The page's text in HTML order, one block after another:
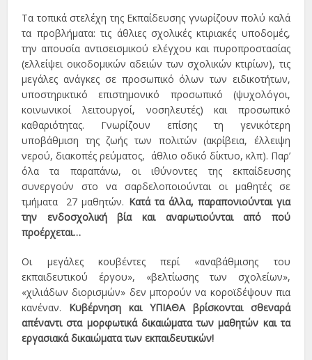
Τα τοπικά στελέχη της Εκπαίδευσης γνωρίζουν πολύ καλά
τα προβλήματα: τις άθλιες σχολικές κτιριακές υποδομές,
την απουσία αντισεισμικού ελέγχου και πυροπροστασίας
(ελλείψει οικοδομικών αδειών των σχολικών κτιρίων), τις
μεγάλες ανάγκες σε προσωπικό όλων των ειδικοτήτων,
υποστηρικτικό επιστημονικό προσωπικό (ψυχολόγοι,
κοινωνικοί λειτουργοί, νοσηλευτές) και προσωπικό
καθαριότητας. Γνωρίζουν επίσης τη γενικότερη
υποβάθμιση της ζωής των πολιτών (ακρίβεια, έλλειψη
νερού, διακοπές ρεύματος, άθλιο οδικό δίκτυο, κλπ). Παρ’
όλα τα παραπάνω, οι ιθύνοντες της εκπαίδευσης
συνεργούν στο να σαρδελοποιούνται οι μαθητές σε
τμήματα 27 μαθητών. Κατά τα άλλα, παραπονιούνται για
την ενδοσχολική βία και αναρωτιούνται από πού
προέρχεται…
Οι μεγάλες κουβέντες περί «αναβάθμισης του
εκπαιδευτικού έργου», «βελτίωσης των σχολείων»,
«χιλιάδων διορισμών» δεν μπορούν να κοροϊδέψουν πια
κανέναν. Κυβέρνηση και ΥΠΙΑΘΑ βρίσκονται σθεναρά
απέναντι στα μορφωτικά δικαιώματα των μαθητών και τα
εργασιακά δικαιώματα των εκπαιδευτικών!